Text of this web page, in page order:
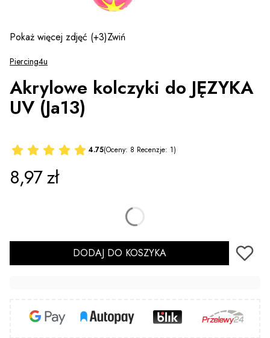
Pokaż więcej zdjęć (+3)Zwiń
Piercing4u
Akrylowe kolczyki do JĘZYKA
UV (Ja13)
4.75(Oceny: 8 Recenzje: 1)
Cena
8,97 zł
DODAJ DO KOSZYKA